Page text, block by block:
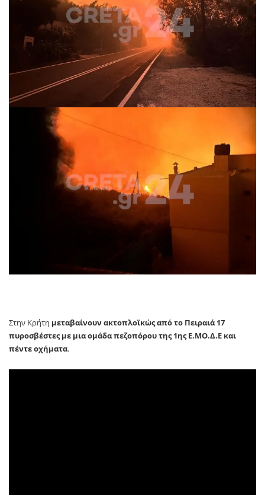
Στην Κρήτη μεταβαίνουν ακτοπλοϊκώς από το Πειραιά 17
πυροσβέστες με μια ομάδα πεζοπόρου της 1ης Ε.ΜΟ.Δ.Ε και
πέντε οχήματα.